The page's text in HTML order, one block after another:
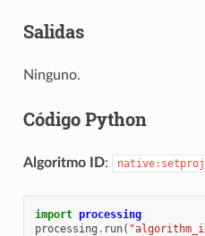
Salidas
Ninguno.
Código Python
Algoritmo ID:
import processing
processing . run(